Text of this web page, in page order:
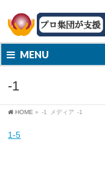
MENU
-1
HOME » -1 メディア -1
1-5